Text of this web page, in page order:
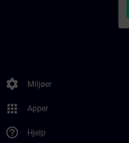
settings Miljøer
apps Apper
help_outline Hjelp